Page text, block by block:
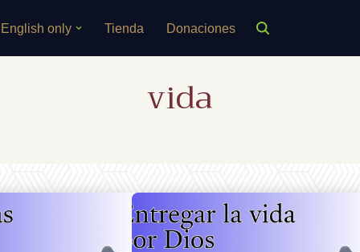
English only Tienda Donaciones
vida